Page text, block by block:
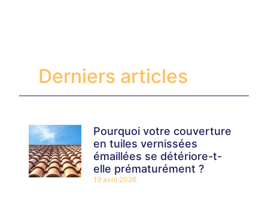
Derniers articles
Pourquoi votre couverture
en tuiles vernissées
émaillées se détériore-t-
elle prématurément ?
19 avril 2026